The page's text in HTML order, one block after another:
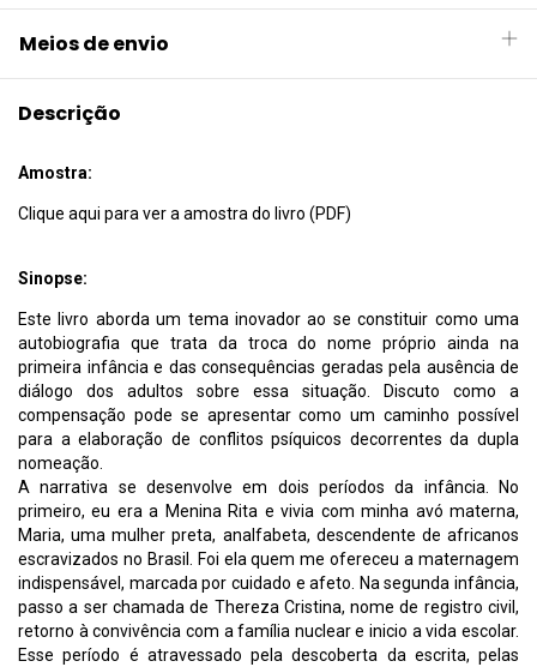
Meios de envio
Descrição
Amostra:
Clique aqui para ver a amostra do livro (PDF)
Sinopse:
Este livro aborda um tema inovador ao se constituir como uma
autobiografia que trata da troca do nome próprio ainda na
primeira infância e das consequências geradas pela ausência de
diálogo dos adultos sobre essa situação. Discuto como a
compensação pode se apresentar como um caminho possível
para a elaboração de conflitos psíquicos decorrentes da dupla
nomeação.
A narrativa se desenvolve em dois períodos da infância. No
primeiro, eu era a Menina Rita e vivia com minha avó materna,
Maria, uma mulher preta, analfabeta, descendente de africanos
escravizados no Brasil. Foi ela quem me ofereceu a maternagem
indispensável, marcada por cuidado e afeto. Na segunda infância,
passo a ser chamada de Thereza Cristina, nome de registro civil,
retorno à convivência com a família nuclear e inicio a vida escolar.
Esse período é atravessado pela descoberta da escrita, pelas